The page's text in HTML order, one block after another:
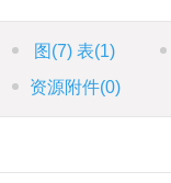
图 (7)表(1)
资源附件(0)